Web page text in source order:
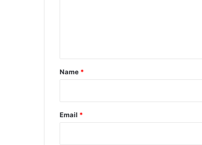
*
Name *
Email *